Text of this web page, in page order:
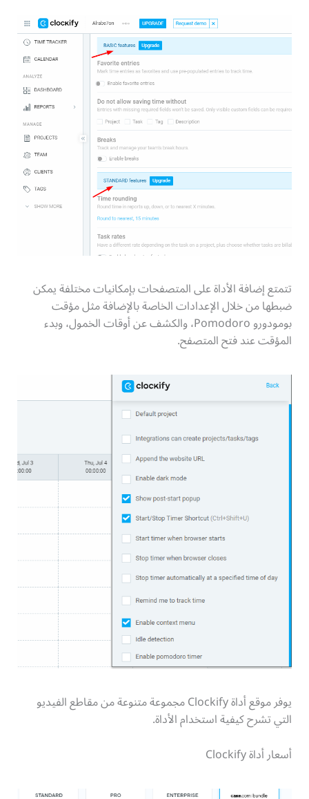
تتمتع إضافة الأداة على المتصفحات بإمكانيات مختلفة يمكن
ضبطها من خلال الإعدادات الخاصة بالإضافة مثل مؤقت
بومودورو Pomodoro، والكشف عن أوقات الخمول، وبدء
المؤقت عند فتح المتصفح.
يوفر موقع أداة Clockify مجموعة متنوعة من مقاطع الفيديو
التي تشرح كيفية استخدام الأداة.
أسعار أداة Clockify